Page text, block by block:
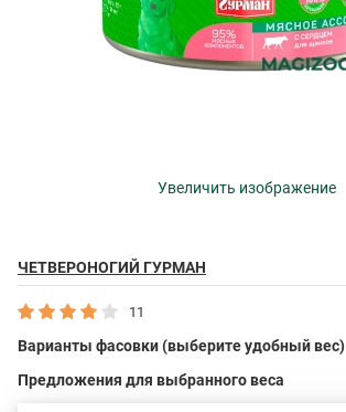
ЧЕТВЕРОНОГИЙ ГУРМАН
Увеличить изображение
11
Варианты фасовки (выберите удобный вес)
Предложения для выбранного веса